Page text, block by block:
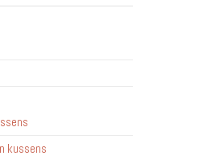
kussens